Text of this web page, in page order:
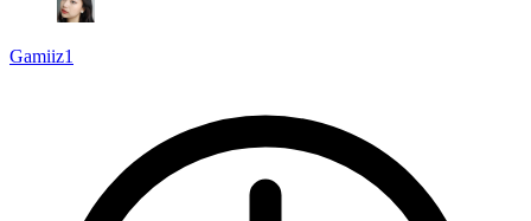
Gamiiz1